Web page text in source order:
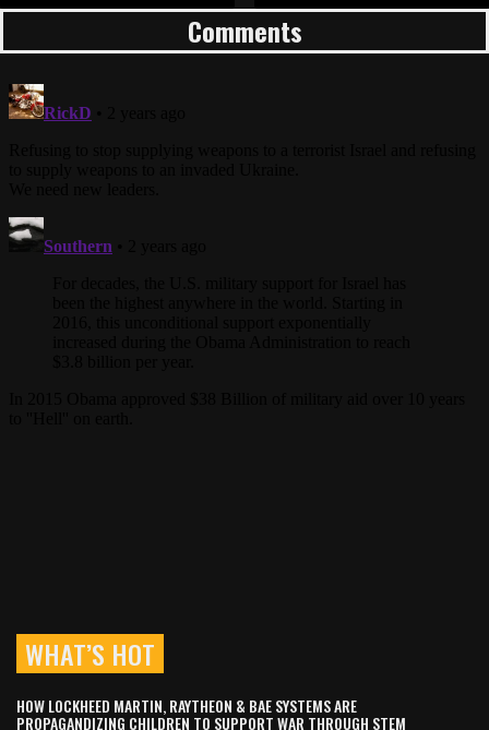
Comments
WHAT’S HOT
HOW LOCKHEED MARTIN, RAYTHEON & BAE SYSTEMS ARE
PROPAGANDIZING CHILDREN TO SUPPORT WAR THROUGH STEM